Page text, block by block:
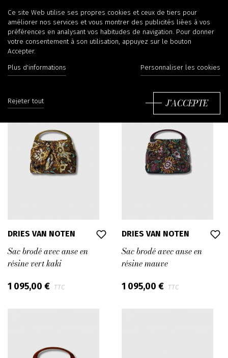
Sacs
DRIES VAN NOTEN
Sac brodé avec anse en
résine vert kaki
1 095,00 € TTC
DRIES VAN NOTEN
Sac brodé avec anse en
résine mauve
1 095,00 € TTC
Ce site Web utilise ses propres cookies et ceux de tiers pour
améliorer nos services et vous montrer des publicités liées à vos
préférences en analysant vos habitudes de navigation. Pour donner
votre consentement à son utilisation, appuyez sur le bouton
Accepter.
Plus d'informations Personnaliser les cookies
Rejeter tout J'ACCEPTE